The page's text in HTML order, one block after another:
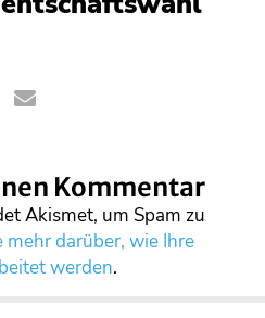
Kommentar
Akismet, um Spam zu
mehr darüber, wie Ihre
werden.